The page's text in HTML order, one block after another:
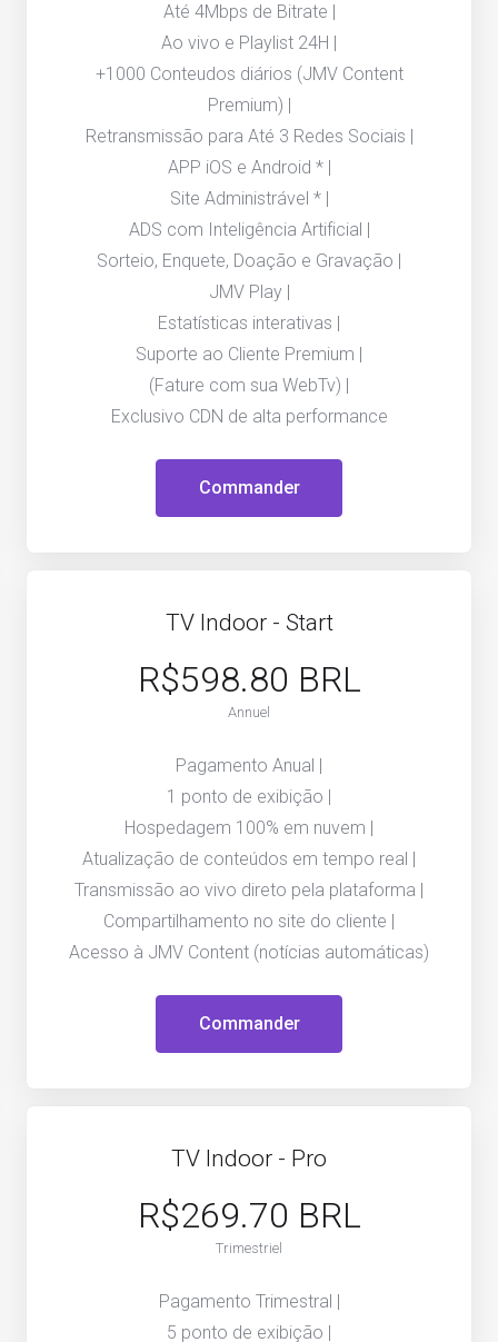
Até 4Mbps de Bitrate |
Ao vivo e Playlist 24H |
+1000 Conteudos diários (JMV Content
Premium) |
Retransmissão para Até 3 Redes Sociais |
APP iOS e Android * |
Site Administrável * |
ADS com Inteligência Artificial |
Sorteio, Enquete, Doação e Gravação |
JMV Play |
Estatísticas interativas |
Suporte ao Cliente Premium |
(Fature com sua WebTv) |
Exclusivo CDN de alta performance
Commander
TV Indoor - Start
R$598.80 BRL
Annuel
Pagamento Anual |
1 ponto de exibição |
Hospedagem 100% em nuvem |
Atualização de conteúdos em tempo real |
Transmissão ao vivo direto pela plataforma |
Compartilhamento no site do cliente |
Acesso à JMV Content (notícias automáticas)
Commander
TV Indoor - Pro
R$269.70 BRL
Trimestriel
Pagamento Trimestral |
5 ponto de exibição |